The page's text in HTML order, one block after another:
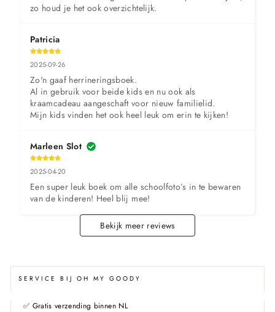
zo houd je het ook overzichtelijk.
Patricia
2025-09-26
Zo'n gaaf herrineringsboek.
Al in gebruik voor beide kids en nu ook als
kraamcadeau aangeschaft voor nieuw familielid.
Mijn kids vinden het ook heel leuk om erin te kijken!
Marleen Slot
2025-04-20
Een super leuk boek om alle schoolfoto’s in te bewaren
van de kinderen! Heel blij mee!
Bekijk meer reviews
SERVICE BIJ OH MY GOODY
✅ Gratis verzending binnen NL